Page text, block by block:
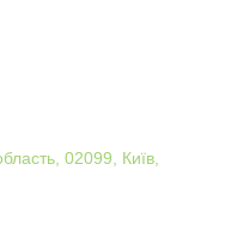
02099, Київ,